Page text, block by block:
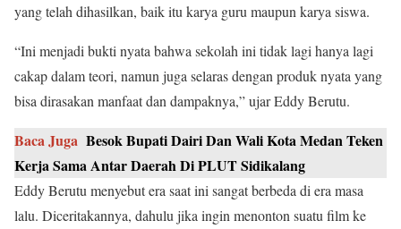
yang telah dihasilkan, baik itu karya guru maupun karya siswa.
“Ini menjadi bukti nyata bahwa sekolah ini tidak lagi hanya lagi
cakap dalam teori, namun juga selaras dengan produk nyata yang
bisa dirasakan manfaat dan dampaknya,” ujar Eddy Berutu.
Baca Juga Besok Bupati Dairi Dan Wali Kota Medan Teken
Kerja Sama Antar Daerah Di PLUT Sidikalang
Eddy Berutu menyebut era saat ini sangat berbeda di era masa
lalu. Diceritakannya, dahulu jika ingin menonton suatu film ke